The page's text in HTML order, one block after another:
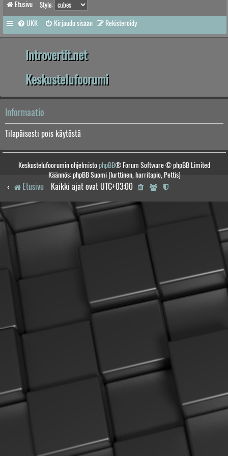
Etusivu Style:
UKK Kirjaudu sisään Rekisteröidy
Introvertit.net
Keskustelufoorumi
Informaatio
Tilapäisesti pois käytöstä
Keskustelufoorumin ohjelmistophpBB® Forum Software © phpBB Limited
Käännös: phpBB Suomi (lurttinen, harritapio, Pettis)
Etusivu Kaikki ajat ovat UTC+03:00